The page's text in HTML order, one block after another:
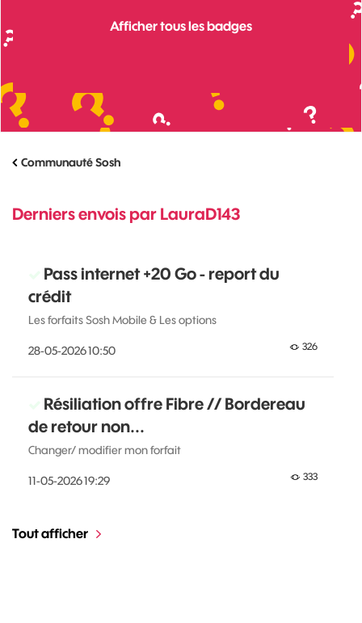
Afficher tous les badges
Communauté Sosh
Derniers envois par LauraD143
Pass internet +20 Go - report du
crédit
Les forfaits Sosh Mobile & Les options
326
‎28-05-202610:50
Résiliation offre Fibre // Bordereau
de retour non...
Changer/ modifier mon forfait
333
‎11-05-202619:29
Tout afficher